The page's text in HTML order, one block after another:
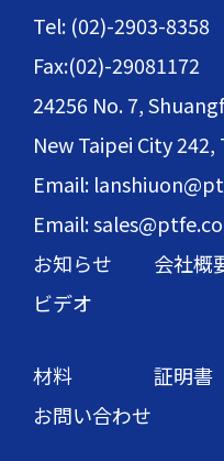
Tel: (02)-2903-8358
Fax:(02)-29081172
24256 No. 7,
New Taipei City 242,
Email:
Email:
お知らせ
会社概
ビデオ
材料 証明書
お問い合わせ